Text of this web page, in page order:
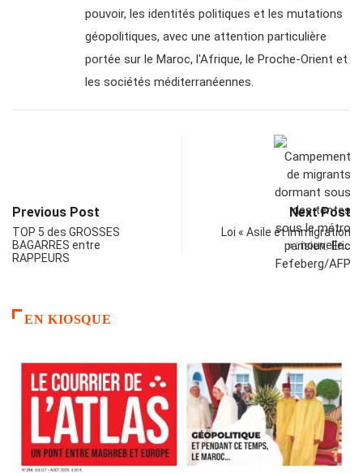
pouvoir, les identités politiques et les mutations
géopolitiques, avec une attention particulière
portée sur le Maroc, l'Afrique, le Proche-Orient et
les sociétés méditerranéennes.
Previous Post
TOP 5 des GROSSES
BAGARRES entre
RAPPEURS
Next Post
Loi « Asile et immigration
» : nouvelle…
EN KIOSQUE